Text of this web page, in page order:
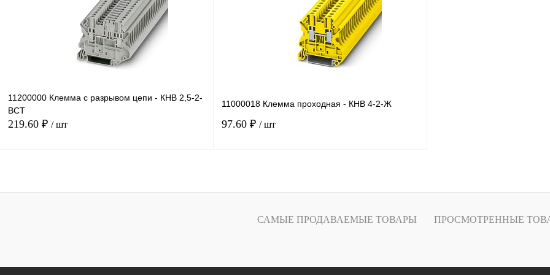
Под заказ Под заказ
11200000 Клемма с разрывом цепи - КНВ 2,5-2-
ВСТ
219.60 ₽ / шт
11000018 Клемма проходная - КНВ 4-2-Ж
97.60 ₽ / шт
САМЫЕ ПРОДАВАЕМЫЕ ТОВАРЫ ПРОСМОТРЕННЫЕ